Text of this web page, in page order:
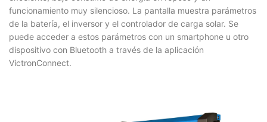
funcionamiento muy silencioso. La pantalla muestra parámetros
de la batería, el inversor y el controlador de carga solar. Se
puede acceder a estos parámetros con un smartphone u otro
dispositivo con Bluetooth a través de la aplicación
VictronConnect.